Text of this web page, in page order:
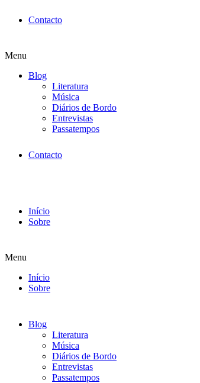
Contacto
Menu
Blog
Literatura
Música
Diários de Bordo
Entrevistas
Passatempos
Contacto
Início
Sobre
Menu
Início
Sobre
Blog
Literatura
Música
Diários de Bordo
Entrevistas
Passatempos